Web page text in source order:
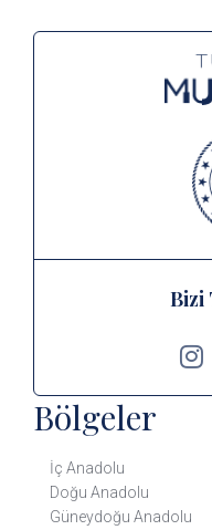
Bizi
Bölgeler
İç Anadolu
Doğu Anadolu
Güneydoğu Anadolu